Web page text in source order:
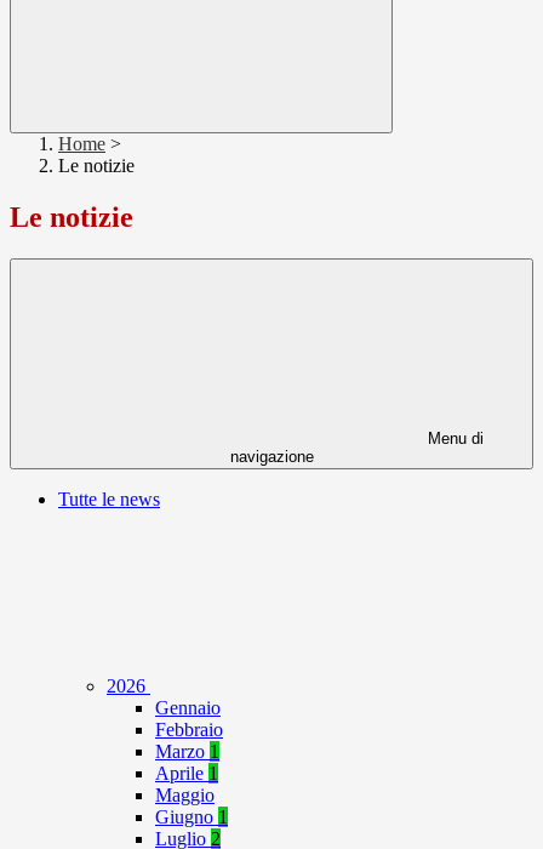
Home >
Le notizie
Le notizie
Menu di
navigazione
Tutte le news
2026
Gennaio
Febbraio
Marzo 1
Aprile 1
Maggio
Giugno 1
Luglio 2